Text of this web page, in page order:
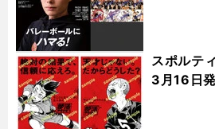
スポルテ
3月16日